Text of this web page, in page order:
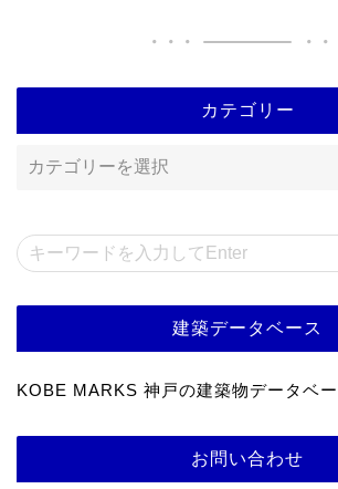
カテゴリー
建築データベース
KOBE MARKS 神戸の建築物データベー
お問い合わせ